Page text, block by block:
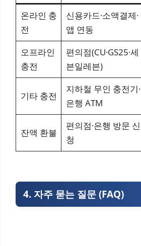
온라인 충
전
신용카드·소액결제·
앱 연동
오프라인
충전
편의점(CU·GS25·세
븐일레븐)
기타 충전
지하철 무인 충전기·
은행 ATM
잔액 환불
편의점·은행 방문 신
청
4. 자주 묻는 질문 (FAQ)